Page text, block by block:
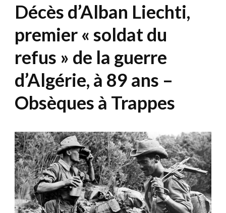
Décès d’Alban Liechti,
premier « soldat du
refus » de la guerre
d’Algérie, à 89 ans –
Obsèques à Trappes